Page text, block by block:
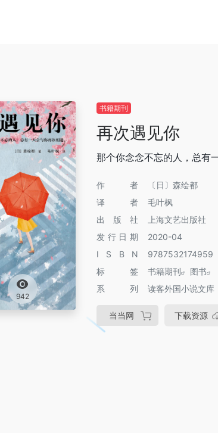
942
书籍期刊
再次遇见你
那个你念念不忘的人，总有
作者
〔日〕森绘都
译者
毛叶枫
出版社
上海文艺出版社
发行日期
2020-04
I S B N
9787532174959
标签
书籍期刊 图书
系列
读客外国小说文库
当当网 下载资源